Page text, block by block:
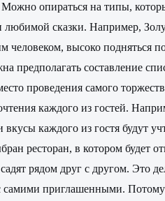
опираться на типы,
сказки. Например,
высоко подняться
предполагать составление
проведения самого
каждого из гостей.
каждого из гостя будут
ресторан, в котором будет
рядом друг с другом. Это
с самими приглашенными.